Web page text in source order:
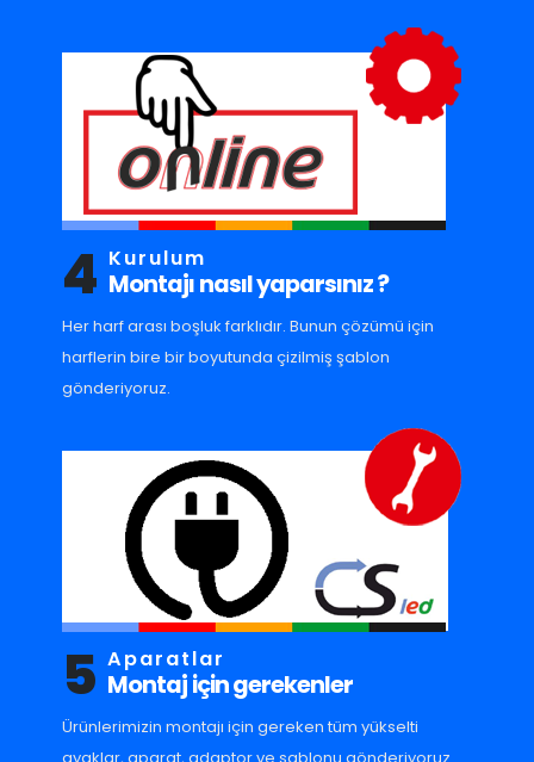
4 Kurulum
Montajı nasıl yaparsınız ?
Her harf arası boşluk farklıdır. Bunun çözümü için
harflerin bire bir boyutunda çizilmiş şablon
gönderiyoruz.
5 Aparatlar
Montaj için gerekenler
Ürünlerimizin montajı için gereken tüm yükselti